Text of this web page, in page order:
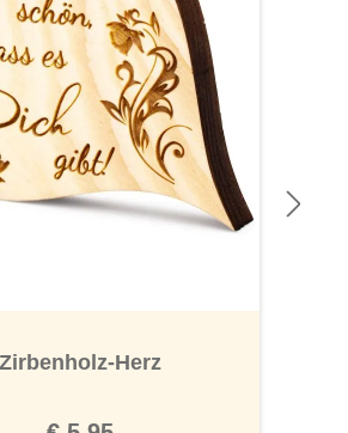
Zirbenholz-Herz